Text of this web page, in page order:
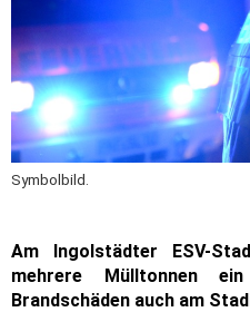
Symbolbild.
Am Ingolstädter ESV-
mehrere Mülltonnen
Brandschäden auch am